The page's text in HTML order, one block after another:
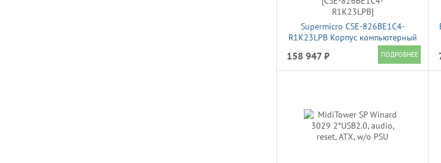
Supermicro CSE-826BE1C4-
R1K23LPB Корпус компьютерный
Black 2U SC826B LP Chassis w/ 1
SAS3 Redundant 1200W PWS [CSE-
826BE1C4-R1K23LPB]
158 947 ₽